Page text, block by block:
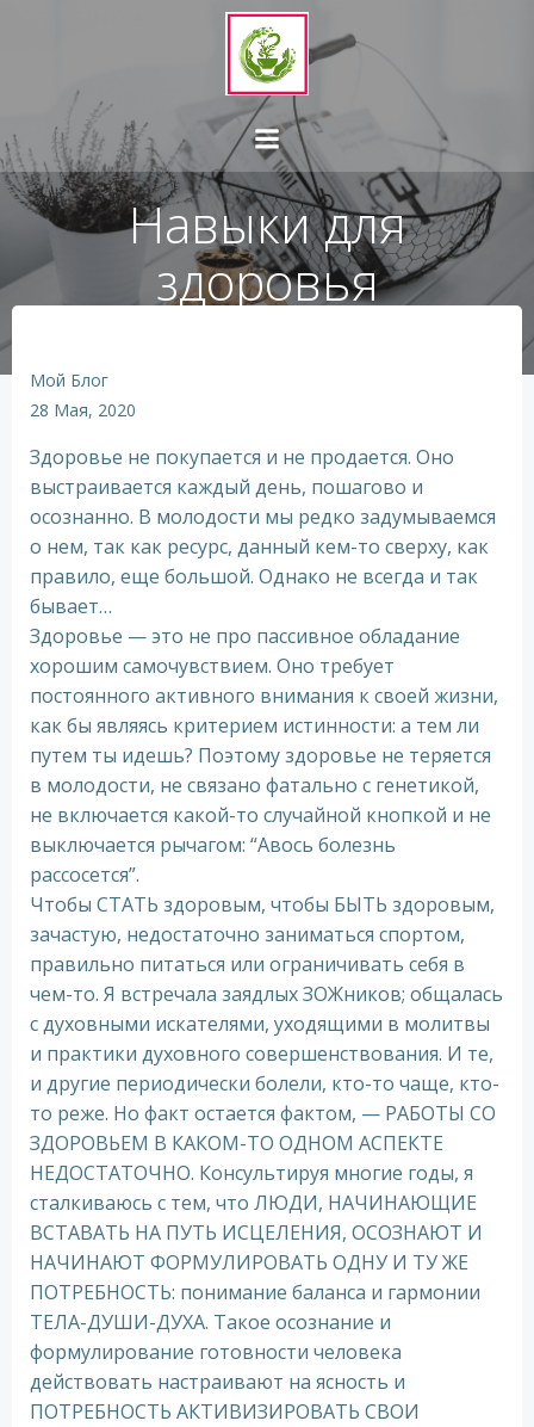
Перейти
к
содержимому
Навыки для
здоровья
Мой Блог
28 Мая, 2020
Здоровье не покупается и не продается. Оно
выстраивается каждый день, пошагово и
осознанно. В молодости мы редко задумываемся
о нем, так как ресурс, данный кем-то сверху, как
правило, еще большой. Однако не всегда и так
бывает…
Здоровье — это не про пассивное обладание
хорошим самочувствием. Оно требует
постоянного активного внимания к своей жизни,
как бы являясь критерием истинности: а тем ли
путем ты идешь? Поэтому здоровье не теряется
в молодости, не связано фатально с генетикой,
не включается какой-то случайной кнопкой и не
выключается рычагом: “Авось болезнь
рассосется”.
Чтобы СТАТЬ здоровым, чтобы БЫТЬ здоровым,
зачастую, недостаточно заниматься спортом,
правильно питаться или ограничивать себя в
чем-то. Я встречала заядлых ЗОЖников; общалась
с духовными искателями, уходящими в молитвы
и практики духовного совершенствования. И те,
и другие периодически болели, кто-то чаще, кто-
то реже. Но факт остается фактом, — РАБОТЫ СО
ЗДОРОВЬЕМ В КАКОМ-ТО ОДНОМ АСПЕКТЕ
НЕДОСТАТОЧНО. Консультируя многие годы, я
сталкиваюсь с тем, что ЛЮДИ, НАЧИНАЮЩИЕ
ВСТАВАТЬ НА ПУТЬ ИСЦЕЛЕНИЯ, ОСОЗНАЮТ И
НАЧИНАЮТ ФОРМУЛИРОВАТЬ ОДНУ И ТУ ЖЕ
ПОТРЕБНОСТЬ: понимание баланса и гармонии
ТЕЛА-ДУШИ-ДУХА. Такое осознание и
формулирование готовности человека
действовать настраивают на ясность и
ПОТРЕБНОСТЬ АКТИВИЗИРОВАТЬ СВОИ